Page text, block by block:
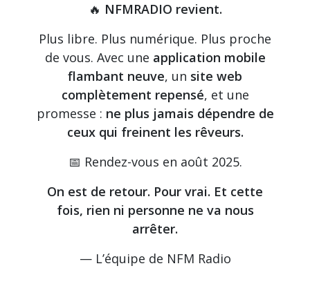
🔥 NFMRADIO revient.
Plus libre. Plus numérique. Plus proche
de vous. Avec une application mobile
flambant neuve, un site web
complètement repensé, et une
promesse : ne plus jamais dépendre de
ceux qui freinent les rêveurs.
📅 Rendez-vous en août 2025.
On est de retour. Pour vrai. Et cette
fois, rien ni personne ne va nous
arrêter.
— L’équipe de NFM Radio